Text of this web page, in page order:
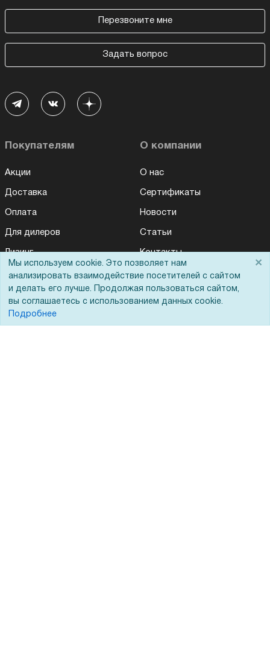
Перезвоните мне
Задать вопрос
Покупателям
Акции
Доставка
Оплата
Для дилеров
Лизинг
Кредитование
Госучреждениям
Тендеры
О компании
О нас
Сертификаты
Новости
Статьи
Контакты
Демопоказ
Мы используем cookie. Это позволяет нам
анализировать взаимодействие посетителей с сайтом
и делать его лучше. Продолжая пользоваться сайтом,
вы соглашаетесь с использованием данных cookie.
Подробнее
×